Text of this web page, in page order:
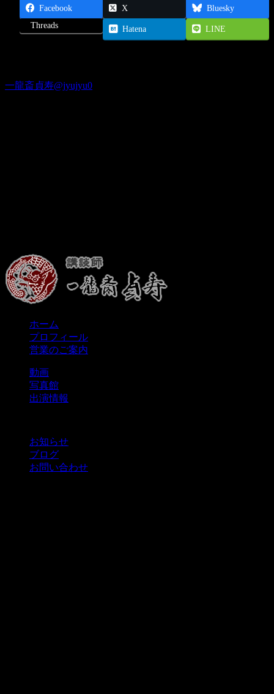
Facebook X
Bluesky
Threads
Hatena LINE
一龍斎貞寿@jyujyu0
ホーム
プロフィール
営業のご案内
動画
写真館
出演情報
お知らせ
ブログ
お問い合わせ